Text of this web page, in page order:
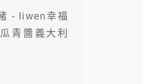
- liwen幸福
青醬義大利